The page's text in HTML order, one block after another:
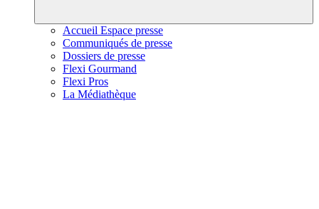
Accueil Espace presse
Communiqués de presse
Dossiers de presse
Flexi Gourmand
Flexi Pros
La Médiathèque